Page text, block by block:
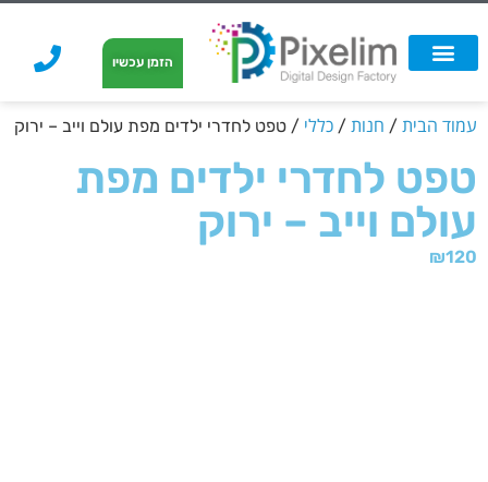
הזמן עכשיו
עמוד הבית / חנות / כללי / טפט לחדרי ילדים מפת עולם וייב – ירוק
טפט לחדרי ילדים מפת
עולם וייב – ירוק
₪120